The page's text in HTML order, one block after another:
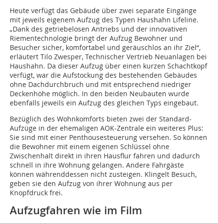
Heute verfügt das Gebäude über zwei separate Eingänge
mit jeweils eigenem Aufzug des Typen Haushahn Lifeline.
„Dank des getriebelosen Antriebs und der innovativen
Riementechnologie bringt der Aufzug Bewohner und
Besucher sicher, komfortabel und geräuschlos an ihr Ziel“,
erläutert Tilo Zwesper, Technischer Vertrieb Neuanlagen bei
Haushahn. Da dieser Aufzug über einen kurzen Schachtkopf
verfügt, war die Aufstockung des bestehenden Gebäudes
ohne Dachdurchbruch und mit entsprechend niedriger
Deckenhöhe möglich. In den beiden Neubauten wurde
ebenfalls jeweils ein Aufzug des gleichen Typs eingebaut.
Bezüglich des Wohnkomforts bieten zwei der Standard-
Aufzüge in der ehemaligen AOK-Zentrale ein weiteres Plus:
Sie sind mit einer Penthousesteuerung versehen. So können
die Bewohner mit einem eigenen Schlüssel ohne
Zwischenhalt direkt in ihren Hausflur fahren und dadurch
schnell in ihre Wohnung gelangen. Andere Fahrgäste
können währenddessen nicht zusteigen. Klingelt Besuch,
geben sie den Aufzug von ihrer Wohnung aus per
Knopfdruck frei.
Aufzugfahren wie im Film